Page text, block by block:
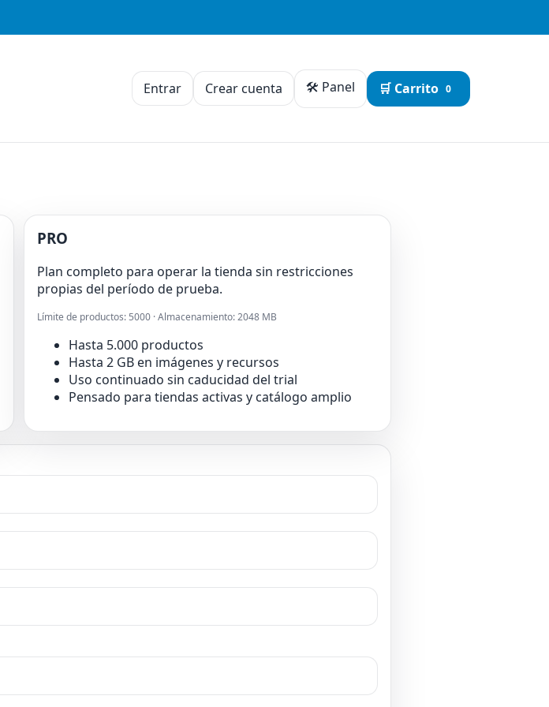
Entrar Crear cuenta 🛠️ Panel 🛒 Carrito 0
PRO
Plan completo para operar la tienda sin restricciones
propias del período de prueba.
Límite de productos: 5000 · Almacenamiento: 2048 MB
Hasta 5.000 productos
Hasta 2 GB en imágenes y recursos
Uso continuado sin caducidad del trial
Pensado para tiendas activas y catálogo amplio